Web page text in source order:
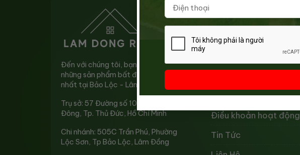
Đến với chúng tôi, bạn sẽ chọn được
những sản phẩm bất động sản tốt
nhất tại Bảo Lộc - Lâm Đồng
Trụ sở: 57 Đường số 10, P. An Lợi
Đông, Tp. Thủ Đức, Hồ Chí Minh
Chi nhánh: 505C Trần Phú, Phường
Lộc Sơn, Tp Bảo Lộc, Lâm Đồng
LÂM ĐỒNG REAL
Về chúng tôi
Quy chế hoạt động
Điều khoản hoạt động
Tin Tức